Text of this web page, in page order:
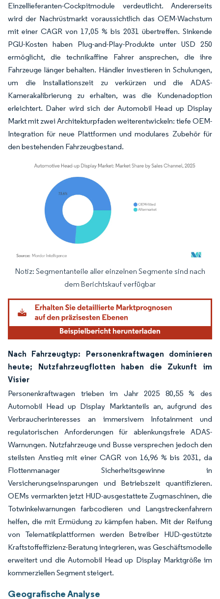
Einzellieferanten-Cockpitmodule verdeutlicht. Andererseits
wird der Nachrüstmarkt voraussichtlich das OEM-Wachstum
mit einer CAGR von 17,05 % bis 2031 übertreffen. Sinkende
PGU-Kosten haben Plug-and-Play-Produkte unter USD 250
ermöglicht, die technikaffine Fahrer ansprechen, die ihre
Fahrzeuge länger behalten. Händler investieren in Schulungen,
um die Installationszeit zu verkürzen und die ADAS-
Kamerakalibrierung zu erhalten, was die Kundenadoption
erleichtert. Daher wird sich der Automobil Head up Display
Markt mit zwei Architekturpfaden weiterentwickeln: tiefe OEM-
Integration für neue Plattformen und modulares Zubehör für
den bestehenden Fahrzeugbestand.
Bild © Mordor Intelligence. Wiederverwendung erfordert Namensnennung
Notiz: Segmentanteile aller einzelnen Segmente sind nach
dem Berichtskauf verfügbar
Nach Fahrzeugtyp: Personenkraftwagen dominieren
heute; Nutzfahrzeugflotten haben die Zukunft im
Visier
Personenkraftwagen trieben im Jahr 2025 80,55 % des
Automobil Head up Display Marktanteils an, aufgrund des
Verbraucherinteresses an immersivem Infotainment und
regulatorischen Anforderungen für ablenkungsfreie ADAS-
Warnungen. Nutzfahrzeuge und Busse versprechen jedoch den
steilsten Anstieg mit einer CAGR von 16,96 % bis 2031, da
Flottenmanager Sicherheitsgewinne in
Versicherungseinsparungen und Betriebszeit quantifizieren.
OEMs vermarkten jetzt HUD-ausgestattete Zugmaschinen, die
Totwinkelwarnungen farbcodieren und Langstreckenfahrern
helfen, die mit Ermüdung zu kämpfen haben. Mit der Reifung
von Telematikplattformen werden Betreiber HUD-gestützte
Kraftstoffeffizienz-Beratung integrieren, was Geschäftsmodelle
erweitert und die Automobil Head up Display Marktgröße im
kommerziellen Segment steigert.
Geografische Analyse